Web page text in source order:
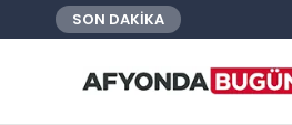
SON DAKİKA